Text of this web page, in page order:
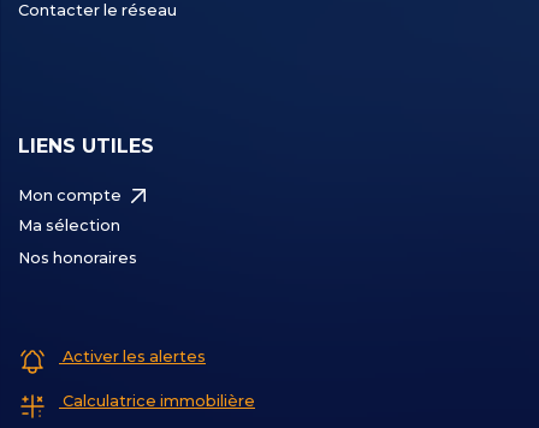
Contacter le réseau
LIENS UTILES
Mon compte
Ma sélection
Nos honoraires
Activer les alertes
Calculatrice immobilière